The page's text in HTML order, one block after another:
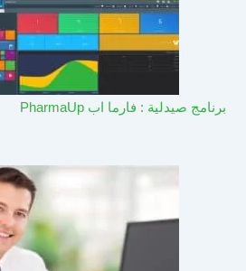
برنامج صيدلية : فارما اب PharmaUp​